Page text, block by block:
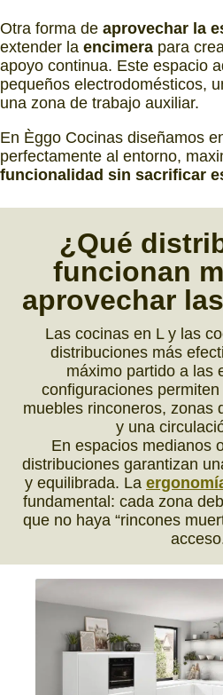
Otra forma de aprovechar la
extender la encimera para
apoyo continua. Este espacio
pequeños electrodomésticos,
una zona de trabajo auxiliar.
En Èggo Cocinas diseñamos
perfectamente al entorno,
funcionalidad sin sacrificar
¿Qué
funcionan
aprovechar las
Las cocinas en L y las
distribuciones más
máximo partido a las
configuraciones
muebles rinconeros, zonas
y una
En espacios medianos
distribuciones garantizan
y equilibrada. La
fundamental: cada zona
que no haya “rincones